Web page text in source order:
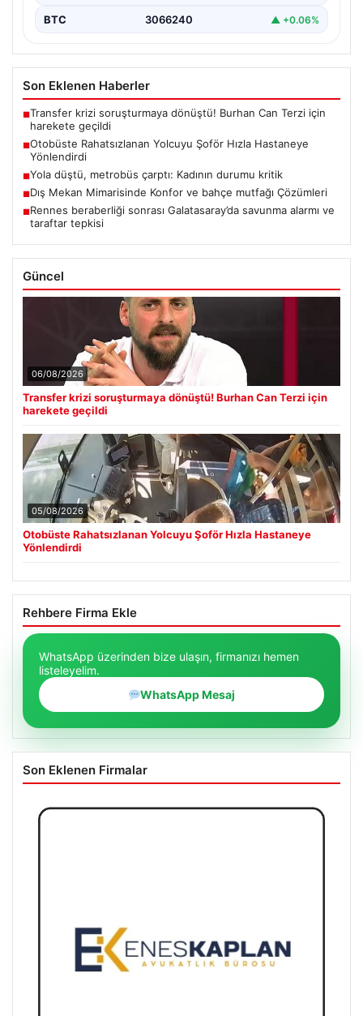
BTC 3066240 ▲ +0.06%
Son Eklenen Haberler
■Transfer krizi soruşturmaya dönüştü! Burhan Can Terzi için
harekete geçildi
■Otobüste Rahatsızlanan Yolcuyu Şoför Hızla Hastaneye
Yönlendirdi
■Yola düştü, metrobüs çarptı: Kadının durumu kritik
■Dış Mekan Mimarisinde Konfor ve bahçe mutfağı Çözümleri
■Rennes beraberliği sonrası Galatasaray’da savunma alarmı ve
taraftar tepkisi
Güncel
06/08/2026
Transfer krizi soruşturmaya dönüştü! Burhan Can Terzi için
harekete geçildi
05/08/2026
Otobüste Rahatsızlanan Yolcuyu Şoför Hızla Hastaneye
Yönlendirdi
Rehbere Firma Ekle
WhatsApp üzerinden bize ulaşın, firmanızı hemen
listeleyelim.
WhatsApp Mesaj
Son Eklenen Firmalar